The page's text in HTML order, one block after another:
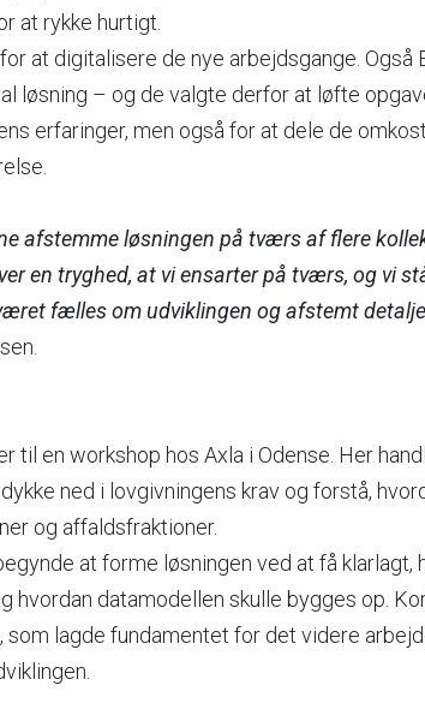
at rykke hurtigt.
at digitalisere de nye arbejdsgange. Også
løsning – og de valgte derfor at løfte
erfaringer, men også for at dele de
afstemme løsningen på tværs af flere
en tryghed, at vi ensarter på tværs, og vi
fælles om udviklingen og afstemt
til en workshop hos Axla i Odense. Her
ned i lovgivningens krav og forstå,
og affaldsfraktioner.
at forme løsningen ved at få klarlagt,
hvordan datamodellen skulle bygges op.
lagde fundamentet for det videre